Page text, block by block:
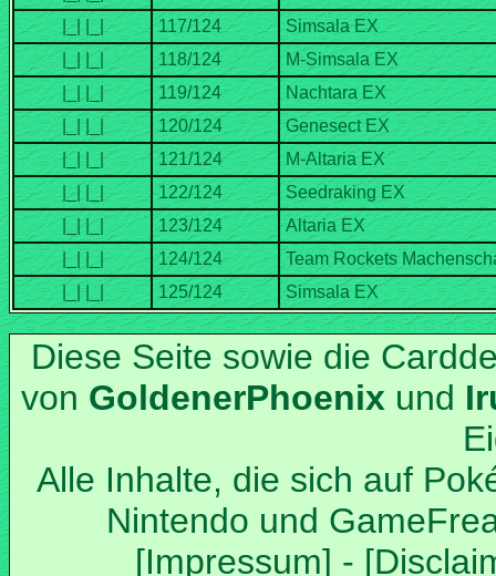
Diese Seite sowie die
von
und
Alle Inhalte, die sich auf
Nintendo und